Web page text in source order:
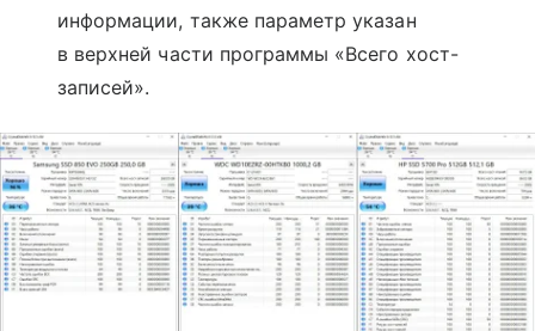
информации, также параметр указан
в верхней части программы «Всего хост-
записей».